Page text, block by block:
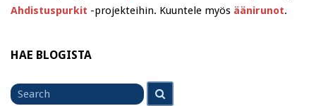
Ahdistuspurkit -projekteihin. Kuuntele myös äänirunot.
HAE BLOGISTA
Search
for